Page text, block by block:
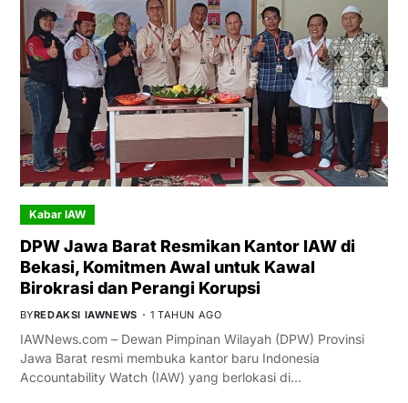
Kabar IAW
DPW Jawa Barat Resmikan Kantor IAW di
Bekasi, Komitmen Awal untuk Kawal
Birokrasi dan Perangi Korupsi
BYREDAKSI IAWNEWS 1 TAHUN AGO
IAWNews.com – Dewan Pimpinan Wilayah (DPW) Provinsi
Jawa Barat resmi membuka kantor baru Indonesia
Accountability Watch (IAW) yang berlokasi di…